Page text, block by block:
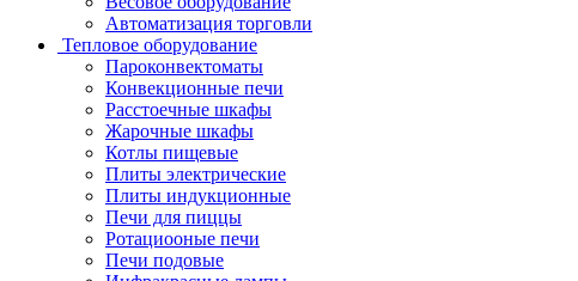
Автоматизация торговли
Тепловое оборудование
Пароконвектоматы
Конвекционные печи
Расстоечные шкафы
Жарочные шкафы
Котлы пищевые
Плиты электрические
Плиты индукционные
Печи для пиццы
Ротациооные печи
Печи подовые